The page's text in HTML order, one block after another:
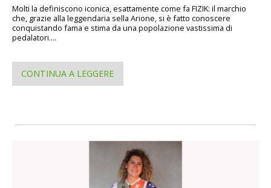
Molti la definiscono iconica, esattamente come fa FIZIK: il marchio
che, grazie alla leggendaria sella Arione, si è fatto conoscere
conquistando fama e stima da una popolazione vastissima di
pedalatori....
CONTINUA A LEGGERE